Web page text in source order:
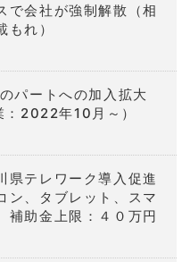
で会社が強制解散（相
れ）
パートへの加入拡大
：2022年10月～）
県テレワーク導入促進
ン、タブレット、スマ
補助金上限：４０万円